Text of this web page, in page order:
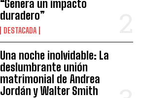
“Genera un impacto
duradero”
DESTACADA
Una noche inolvidable: La
deslumbrante unión
matrimonial de Andrea
Jordán y Walter Smith